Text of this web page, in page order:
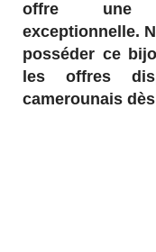
offre une
exceptionnelle.
posséder ce
les offres
camerounais